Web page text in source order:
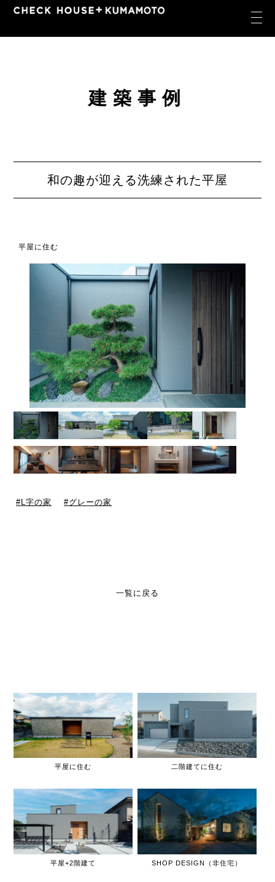
建築事例
和の趣が迎える洗練された平屋
平屋に住む
L字の家 グレーの家
一覧に戻る
平屋に住む 二階建てに住む
平屋+2階建て SHOP DESIGN（非住宅）